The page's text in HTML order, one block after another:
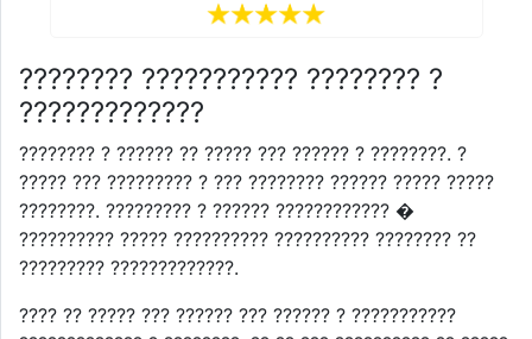
???????? ??????????? ???????? ?
?????????????
???????? ? ?????? ?? ????? ??? ?????? ? ????????. ?
????? ??? ????????? ? ??? ???????? ?????? ????? ?????
????????. ????????? ? ?????? ???????????? �
?????????? ????? ?????????? ?????????? ???????? ??
????????? ?????????????.
???? ?? ????? ??? ?????? ??? ?????? ? ???????????